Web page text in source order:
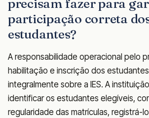
precisam fazer para
participação correta
estudantes?
A responsabilidade operacional pelo
habilitação e inscrição dos
integralmente sobre a IES. A
identificar os estudantes elegíveis,
regularidade das matrículas, registrá-